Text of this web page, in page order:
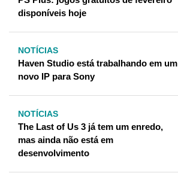
disponíveis hoje
NOTÍCIAS
Haven Studio está trabalhando em um
novo IP para Sony
NOTÍCIAS
The Last of Us 3 já tem um enredo,
mas ainda não está em
desenvolvimento